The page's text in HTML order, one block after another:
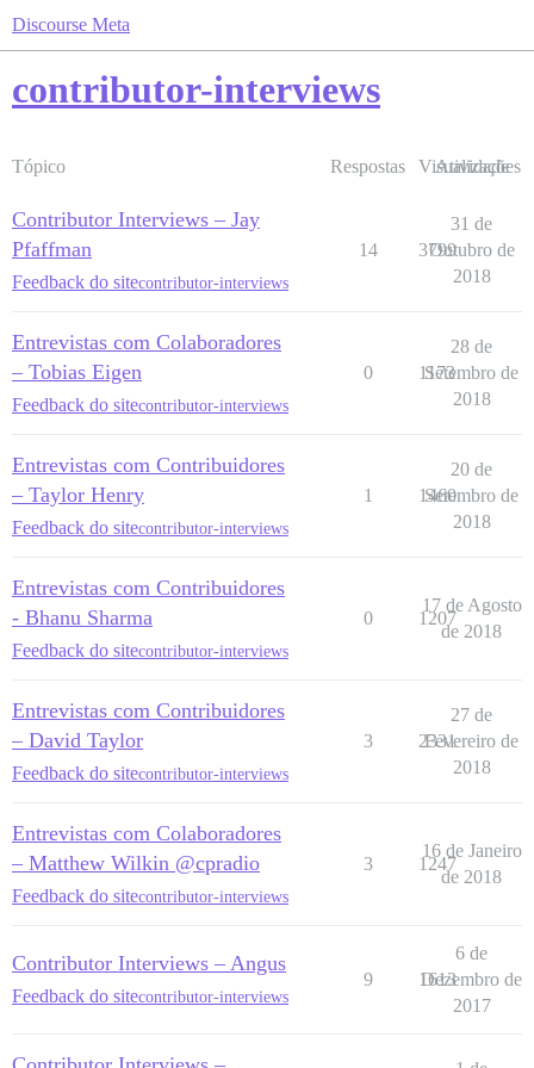
Discourse Meta
contributor-interviews
Tópico Respostas Visualizações
Atividade
Contributor Interviews – Jay
Pfaffman
Feedback do sitecontributor-interviews
14 3799
31 de
Outubro de
2018
Entrevistas com Colaboradores
– Tobias Eigen
Feedback do sitecontributor-interviews
0 1173
28 de
Setembro de
2018
Entrevistas com Contribuidores
– Taylor Henry
Feedback do sitecontributor-interviews
1 1460
20 de
Setembro de
2018
Entrevistas com Contribuidores
- Bhanu Sharma
Feedback do sitecontributor-interviews
0 1207
17 de Agosto
de 2018
Entrevistas com Contribuidores
– David Taylor
Feedback do sitecontributor-interviews
3 2331
27 de
Fevereiro de
2018
Entrevistas com Colaboradores
– Matthew Wilkin @cpradio
Feedback do sitecontributor-interviews
3 1247
16 de Janeiro
de 2018
Contributor Interviews – Angus
Feedback do sitecontributor-interviews
9 1613
6 de
Dezembro de
2017